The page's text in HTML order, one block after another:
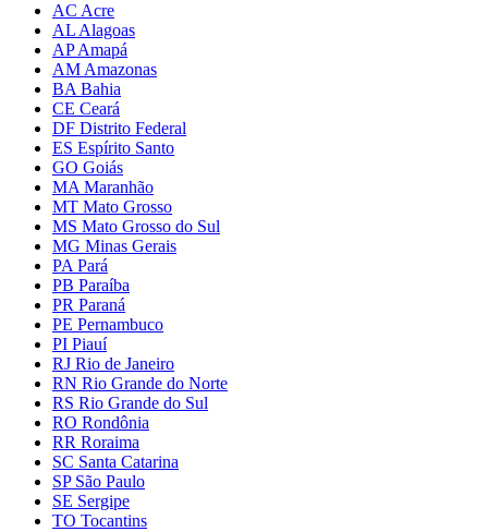
AC Acre
AL Alagoas
AP Amapá
AM Amazonas
BA Bahia
CE Ceará
DF Distrito Federal
ES Espírito Santo
GO Goiás
MA Maranhão
MT Mato Grosso
MS Mato Grosso do Sul
MG Minas Gerais
PA Pará
PB Paraíba
PR Paraná
PE Pernambuco
PI Piauí
RJ Rio de Janeiro
RN Rio Grande do Norte
RS Rio Grande do Sul
RO Rondônia
RR Roraima
SC Santa Catarina
SP São Paulo
SE Sergipe
TO Tocantins